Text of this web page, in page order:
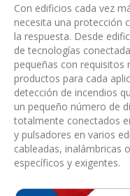
Con edificios cada vez
necesita una protección
la respuesta. Desde
de tecnologías
pequeñas con
productos para cada
detección de incendios
un pequeño número de
totalmente conectados
y pulsadores en varios
cableadas, inalámbricas
específicos y exigentes.